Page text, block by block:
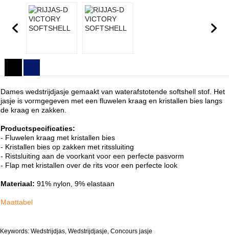
Dames wedstrijdjasje gemaakt van waterafstotende softshell stof. Het
jasje is vormgegeven met een fluwelen kraag en kristallen bies langs
de kraag en zakken.
Productspecificaties:
- Fluwelen kraag met kristallen bies
- Kristallen bies op zakken met ritssluiting
- Ristsluiting aan de voorkant voor een perfecte pasvorm
- Flap met kristallen over de rits voor een perfecte look
Materiaal: 91% nylon, 9% elastaan
Maattabel
Keywords: Wedstrijdjas, Wedstrijdjasje, Concours jasje